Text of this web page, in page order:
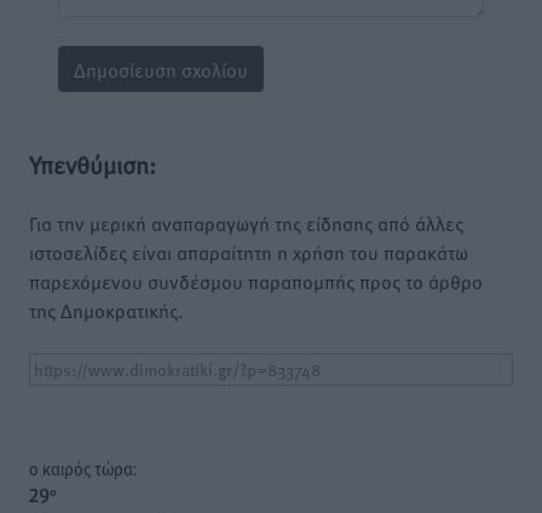
Υπενθύμιση:
Για την μερική αναπαραγωγή της είδησης από άλλες
ιστοσελίδες είναι απαραίτητη η χρήση του παρακάτω
παρεχόμενου συνδέσμου παραπομπής προς το άρθρο
της Δημοκρατικής.
o καιρός τώρα:
29°